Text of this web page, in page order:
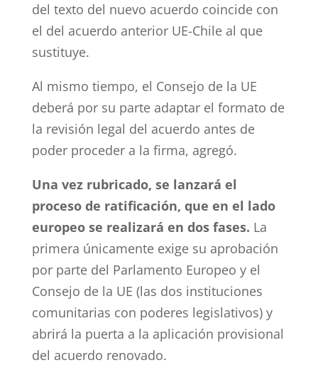
del texto del nuevo acuerdo coincide con
el del acuerdo anterior UE-Chile al que
sustituye.
Al mismo tiempo, el Consejo de la UE
deberá por su parte adaptar el formato de
la revisión legal del acuerdo antes de
poder proceder a la firma, agregó.
Una vez rubricado, se lanzará el
proceso de ratificación, que en el lado
europeo se realizará en dos fases. La
primera únicamente exige su aprobación
por parte del Parlamento Europeo y el
Consejo de la UE (las dos instituciones
comunitarias con poderes legislativos) y
abrirá la puerta a la aplicación provisional
del acuerdo renovado.